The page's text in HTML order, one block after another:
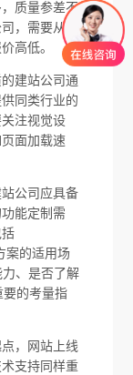
质量参差不
，需要从多
高低。
建站公司通
同类行业的
注视觉设
面加载速
公司应具备
能定制需
案的适用场
、是否了解
要的考量指
，网站上线
支持同样重